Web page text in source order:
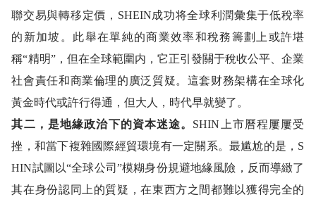
聯交易與轉移定價，SHEIN成功将全球利潤彙集于低稅率
的新加坡。此舉在單純的商業效率和稅務籌劃上或許堪
稱“精明”，但在全球範圍内，它正引發關于稅收公平、企業
社會責任和商業倫理的廣泛質疑。這套财務架構在全球化
黃金時代或許行得通，但大人，時代早就變了。
其二，是地緣政治下的資本迷途。 SHIN上市曆程屢屢受
挫，和當下複雜國際經貿環境有一定關系。最尴尬的是，S
HIN試圖以“全球公司”模糊身份規避地緣風險，反而導緻了
其在身份認同上的質疑，在東西方之間都難以獲得完全的